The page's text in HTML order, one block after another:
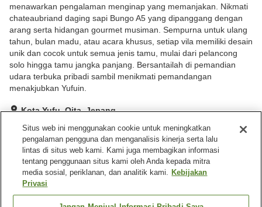
menawarkan pengalaman menginap yang memanjakan. Nikmati
chateaubriand daging sapi Bungo A5 yang dipanggang dengan
arang serta hidangan gourmet musiman. Sempurna untuk ulang
tahun, bulan madu, atau acara khusus, setiap vila memiliki desain
unik dan cocok untuk semua jenis tamu, mulai dari pelancong
solo hingga tamu jangka panjang. Bersantailah di pemandian
udara terbuka pribadi sambil menikmati pemandangan
menakjubkan Yufuin.
Kota Yufu, Oita, Jepang
Lihat di peta
Luar biasa Ulasan:39
Fasilitas properti
Parkir gratis
Pemandian udara terbuka
Situs web ini menggunakan cookie untuk meningkatkan
pengalaman pengguna dan menganalisis kinerja serta lalu
lintas di situs web kami. Kami juga membagikan informasi
tentang penggunaan situs kami oleh Anda kepada mitra
media sosial, periklanan, dan analitik kami. Kebijakan
Privasi